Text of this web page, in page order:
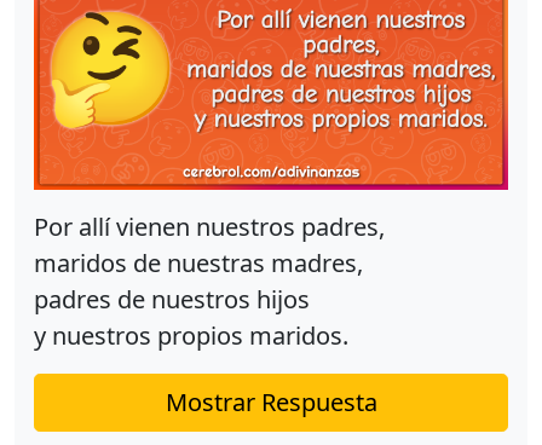
Por allí vienen nuestros padres,
maridos de nuestras madres,
padres de nuestros hijos
y nuestros propios maridos.
Mostrar Respuesta